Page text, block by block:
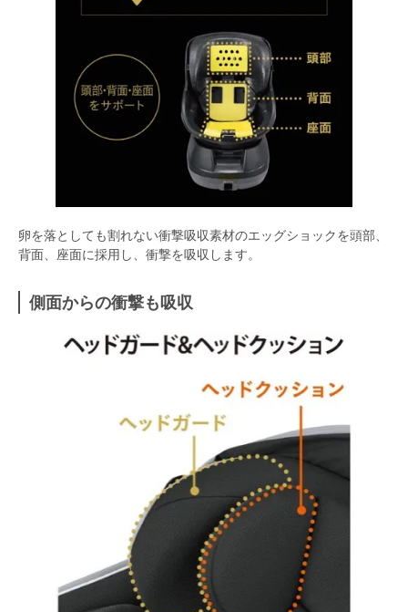
卵を落としても割れない衝撃吸収素材のエッグショックを頭部、
背面、座面に採用し、衝撃を吸収します。
側面からの衝撃も吸収